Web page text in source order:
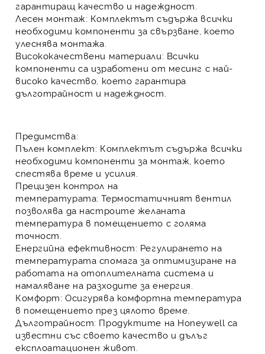
гарантиращ качество и надеждност.
Лесен монтаж: Комплектът съдържа всички
необходими компоненти за свързване, което
улеснява монтажа.
Висококачествени материали: Всички
компоненти са изработени от месинг с най-
високо качество, което гарантира
дълготрайност и надеждност.
Предимства:
Пълен комплект: Комплектът съдържа всички
необходими компоненти за монтаж, което
спестява време и усилия.
Прецизен контрол на
температурата: Термостатичният вентил
позволява да настроите желаната
температура в помещението с голяма
точност.
Енергийна ефективност: Регулирането на
температурата спомага за оптимизиране на
работата на отоплителната система и
намаляване на разходите за енергия.
Комфорт: Осигурява комфортна температура
в помещението през цялото време.
Дълготрайност: Продуктите на Honeywell са
известни със своето качество и дълъг
експлоатационен живот.